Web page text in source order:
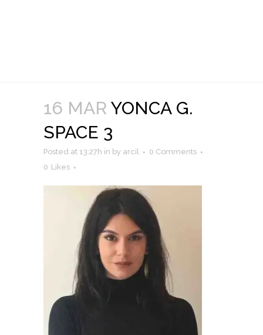
16 MAR YONCA G.
SPACE 3
Posted at 13:27h in by arcil
0 Comments
0 Likes